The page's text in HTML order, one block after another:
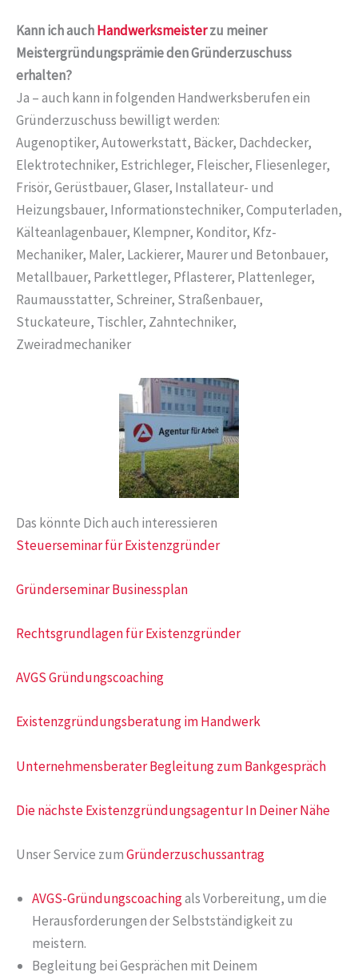
Kann ich auchHandwerksmeisterzu meiner
Meistergründungsprämie den Gründerzuschuss
erhalten?
Ja – auch kann in folgenden Handwerksberufen ein
Gründerzuschuss bewilligt werden:
Augenoptiker, Autowerkstatt, Bäcker, Dachdecker,
Elektrotechniker, Estrichleger, Fleischer, Fliesenleger,
Frisör, Gerüstbauer, Glaser, Installateur- und
Heizungsbauer, Informationstechniker, Computerladen,
Kälteanlagenbauer, Klempner, Konditor, Kfz-
Mechaniker, Maler, Lackierer, Maurer und Betonbauer,
Metallbauer, Parkettleger, Pflasterer, Plattenleger,
Raumausstatter, Schreiner, Straßenbauer,
Stuckateure, Tischler, Zahntechniker,
Zweiradmechaniker
Das könnte Dich auch interessieren
Steuerseminar für Existenzgründer
Gründerseminar Businessplan
Rechtsgrundlagen für Existenzgründer
AVGS Gründungscoaching
Existenzgründungsberatung im Handwerk
Unternehmensberater Begleitung zum Bankgespräch
Die nächste Existenzgründungsagentur In Deiner Nähe
Unser Service zumGründerzuschussantrag
AVGS-Gründungscoachingals Vorbereitung, um die
Herausforderungen der Selbstständigkeit zu
meistern.
Begleitung bei Gesprächen mit Deinem